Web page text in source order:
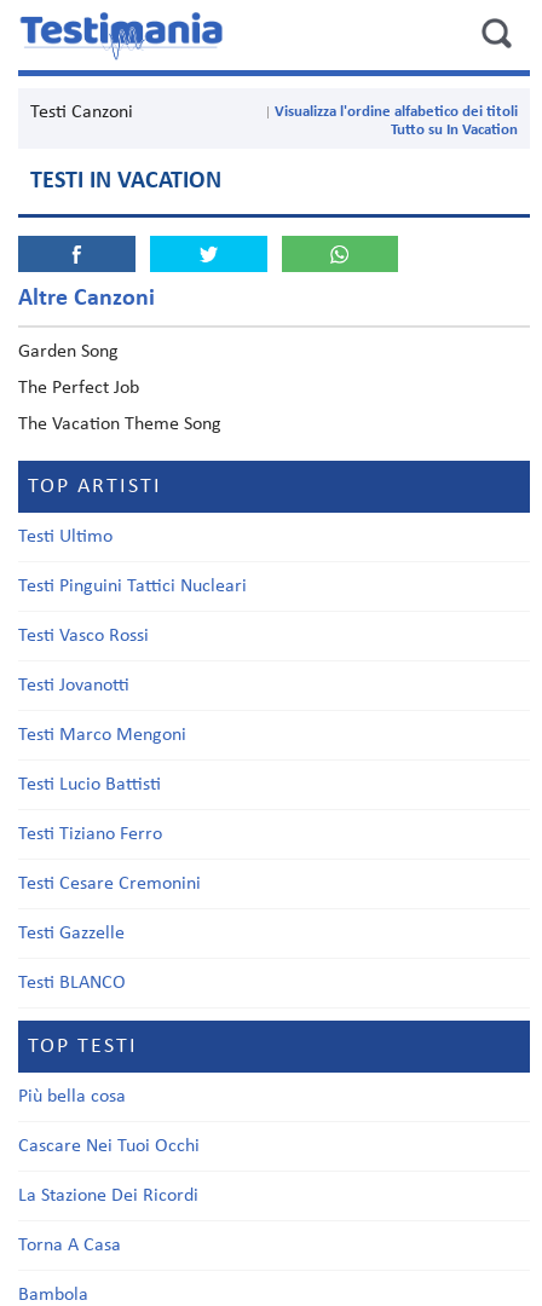
Testi Canzoni
Visualizza l'ordine alfabetico dei titoli
Tutto su In Vacation
TESTI IN VACATION
Altre Canzoni
Garden Song
The Perfect Job
The Vacation Theme Song
TOP ARTISTI
Testi Ultimo
Testi Pinguini Tattici Nucleari
Testi Vasco Rossi
Testi Jovanotti
Testi Marco Mengoni
Testi Lucio Battisti
Testi Tiziano Ferro
Testi Cesare Cremonini
Testi Gazzelle
Testi BLANCO
TOP TESTI
Più bella cosa
Cascare Nei Tuoi Occhi
La Stazione Dei Ricordi
Torna A Casa
Bambola